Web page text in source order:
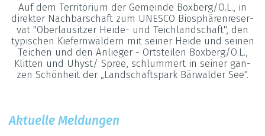
Auf dem Ter­ri­to­rium der Gemeinde Box­berg/O.L., in
direk­ter Nach­bar­schaft zum UNESCO Bio­sphä­ren­re­ser­
vat "Ober­lau­sit­zer Heide- und Teich­land­schaft", den
typi­schen Kie­fern­wäl­dern mit sei­ner Heide und sei­nen
Tei­chen und den Anlie­ger - Orts­tei­len Box­berg/O.L.,
Klit­ten und Uhyst/ Spree, schlum­mert in sei­ner gan­
zen Schön­heit der „Land­schafts­park Bär­wal­der See".
Aktu­elle Mel­dun­gen